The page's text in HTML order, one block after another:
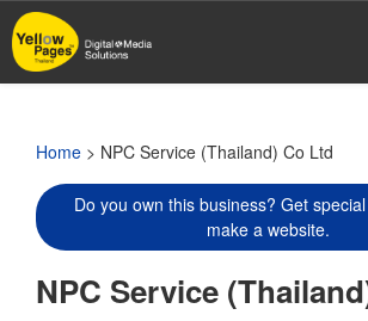
Skip
to
main
Home > NPC Service (Thailand) Co Ltd
Do you own this business? Get
make a website.
NPC Service